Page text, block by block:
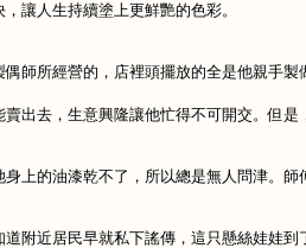
讓人生持續塗上更鮮艷的色彩。
師所經營的，店裡頭擺放的全是他親手製
出去，生意興隆讓他忙得不可開交。但是
上的油漆乾不了，所以總是無人問津。師
附近居民早就私下謠傳，這只懸絲娃娃到